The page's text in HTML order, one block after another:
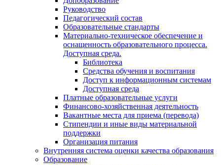
Руководство
Педагогический состав
Образовательные стандарты
Материально-техническое обеспечение и
оснащенность образовательного процесса.
Доступная среда.
Библиотека
Средства обучения и воспитания
Доступ к информационным системам
Доступная среда
Платные образовательные услуги
Финансово-хозяйственная деятельность
Вакантные места для приема (перевода)
Стипендии и иные виды материальной
поддержки
Организация питания
Внутренняя система оценки качества образования
Образование